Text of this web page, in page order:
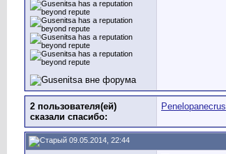
2 пользователя(ей)
сказали cпасибо:
Penelopanecrus
09.05.2014, 22:44